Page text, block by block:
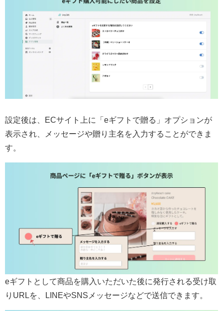
設定後は、ECサイト上に「eギフトで贈る」オプションが
表示され、メッセージや贈り主名を入力することができま
す。
eギフトとして商品を購入いただいた後に発行される受け取
りURLを、LINEやSNSメッセージなどで送信できます。